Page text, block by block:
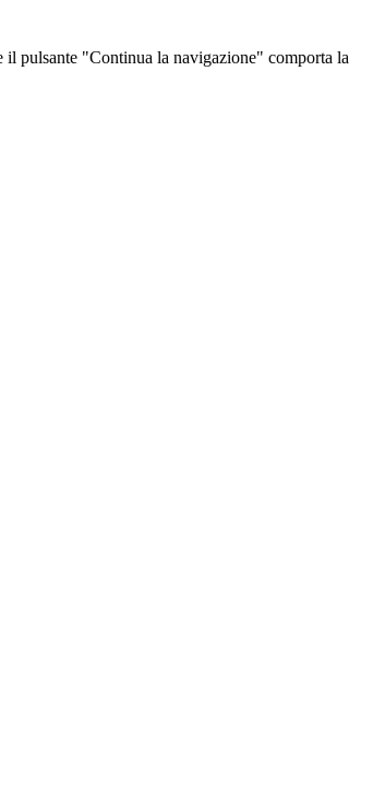
pulsante "Continua la navigazione" comporta la